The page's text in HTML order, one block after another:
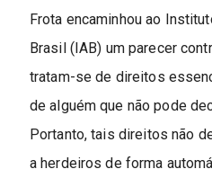
Frota encaminhou ao
Brasil (IAB) um parecer
tratam-se de direitos
de alguém que não pode
Portanto, tais direitos não
a herdeiros de forma